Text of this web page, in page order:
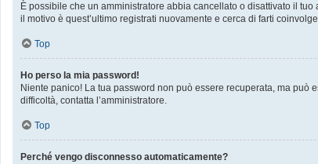
È possibile che un amministratore abbia cancellato o disattivato il
il motivo è quest’ultimo registrati nuovamente e cerca di farti
Top
Ho perso la mia password!
Niente panico! La tua password non può essere recuperata, ma
difficoltà, contatta l’amministratore.
Top
Perché vengo disconnesso automaticamente?